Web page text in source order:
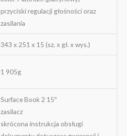
przyciski regulacji głośności oraz
zasilania
343 x 251 x 15 (sz. x gł. x wys.)
1 905g
Surface Book 2 15″
zasilacz
skrócona instrukcja obsługi